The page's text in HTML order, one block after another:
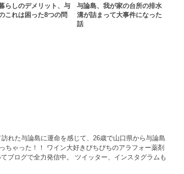
らしのデメリット、与
これは困った8つの問
与論島、我が家の台所の排水
溝が詰まって大事件になった
話
れた与論島に運命を感じて、26歳で山口県から与論島
ゃった！！ ワイン大好きぴちぴちのアラフォー薬剤
ブログで全力発信中。 ツイッター、インスタグラムも